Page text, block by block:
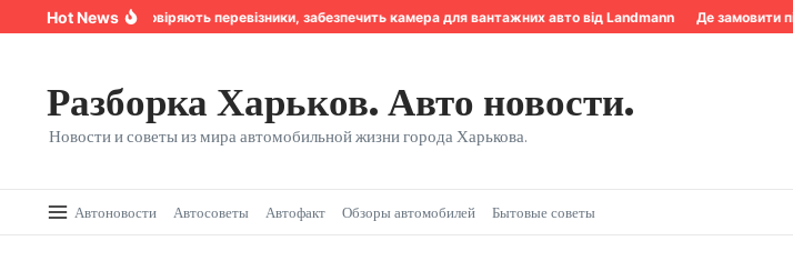
Перейти к содержанию
Hot News
Надійність, якій довіряють перевізники, забезпечить камера для вантажних авто від Landmann Де замовити
Разборка Харьков. Авто новости.
Новости и советы из мира автомобильной жизни города Харькова.
Автоновости Автосоветы Автофакт Обзоры автомобилей Бытовые советы